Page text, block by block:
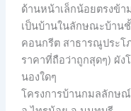
ด้านหน้าเล็กน้อยตรงข้
เป็นบ้านในลักษณะบ้าน
คอนกรีต สาธารณูประโ
ราคาที่ถือว่าถูกสุดๆ) ผั
นองใดๆ
โครงการบ้านกมลลักษ